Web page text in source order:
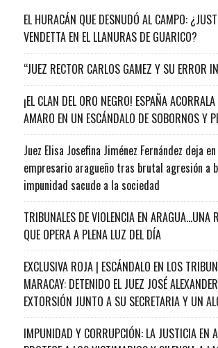
EL HURACÁN QUE DESNUDÓ AL CAMPO:
VENDETTA EN EL LLANURAS DE GUARICO?
“JUEZ RECTOR CARLOS GAMEZ Y SU ERROR
¡EL CLAN DEL ORO NEGRO! ESPAÑA
AMARO EN UN ESCÁNDALO DE SOBORNOS Y
Juez Elisa Josefina Jiménez Fernández deja
empresario aragueño tras brutal agresión a
impunidad sacude a la sociedad
TRIBUNALES DE VIOLENCIA EN ARAGUA…UNA
QUE OPERA A PLENA LUZ DEL DÍA
EXCLUSIVA ROJA | ESCÁNDALO EN LOS
MARACAY: DETENIDO EL JUEZ JOSÉ
EXTORSIÓN JUNTO A SU SECRETARIA Y UN
IMPUNIDAD Y CORRUPCIÓN: LA JUSTICIA EN